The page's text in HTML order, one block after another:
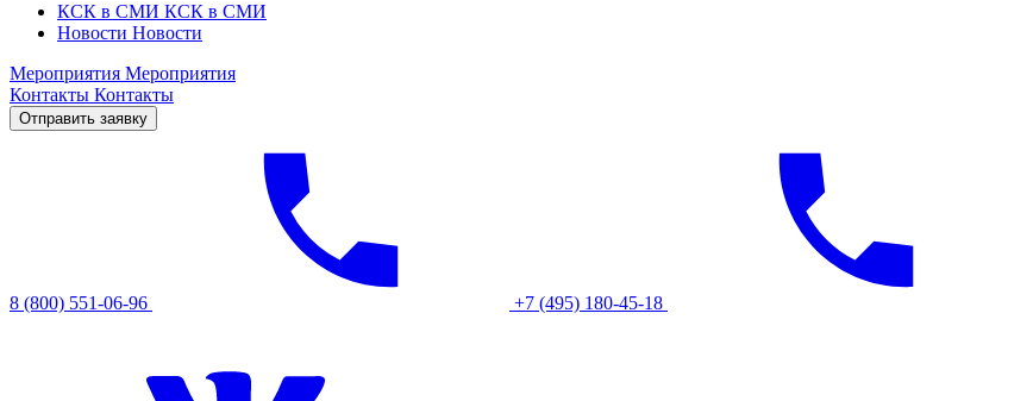
КСК в СМИ КСК в СМИ
Новости Новости
Мероприятия Мероприятия
Контакты Контакты
Отправить заявку
8 (800) 551-06-96 +7 (495) 180-45-18